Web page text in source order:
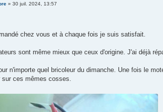
» 30 juil. 2024, 13:57
chez vous et à chaque fois je suis satisfait.
sont même mieux que ceux d'origine. J'ai déjà
n'importe quel bricoleur du dimanche. Une fois le
sur ces mêmes cosses.